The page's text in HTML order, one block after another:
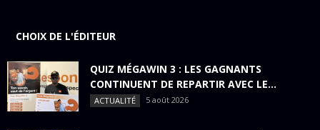
CHOIX DE L'ÉDITEUR
QUIZ MÉGAWIN 3 : LES GAGNANTS
CONTINUENT DE REPARTIR AVEC LE...
ACTUALITÉ 5 août 2026